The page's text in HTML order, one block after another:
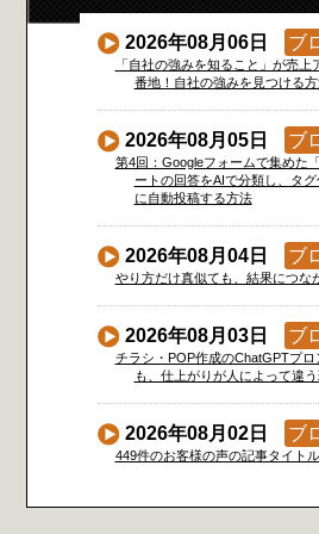
2026年08月06日 ブ
「自社の強みを知ること」が売上
番地！自社の強みを見つける
2026年08月05日 ブ
第4回：Googleフォームで集めた
ートの回答をAIで分類し、タ
に自動投稿する方法
2026年08月04日 ブ
やり方だけ真似ても、結果につな
2026年08月03日 ブ
チラシ・POP作成のChatGPTプロ
も、仕上がりが人によって違
2026年08月02日 ブ
449件のお客様の声の記事タイト